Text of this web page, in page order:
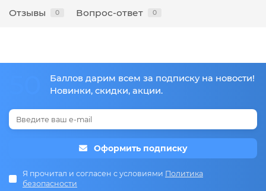
Отзывы 0 Вопрос-ответ 0
Баллов дарим всем за подписку на новости!
Новинки, скидки, акции.
Оформить подписку
Я прочитал и согласен с условиями Политика
безопасности